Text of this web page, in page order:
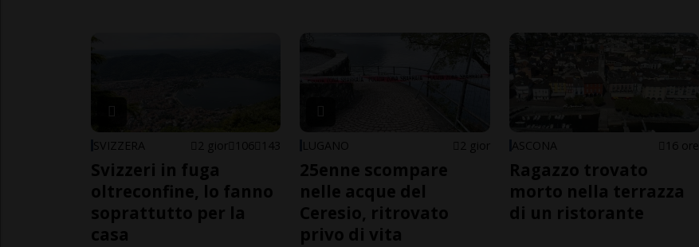
SVIZZERA 2 gior 106 143
Svizzeri in fuga
oltreconfine, lo fanno
soprattutto per la
casa
LUGANO 2 gior
25enne scompare
nelle acque del
Ceresio, ritrovato
privo di vita
ASCONA 16 ore
Ragazzo trovato
morto nella terrazza
di un ristorante